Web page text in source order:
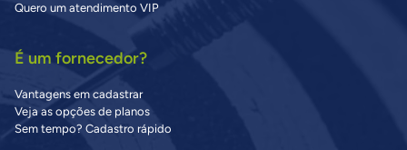
Quero um atendimento VIP
É um fornecedor?
Vantagens em cadastrar
Veja as opções de planos
Sem tempo? Cadastro rápido